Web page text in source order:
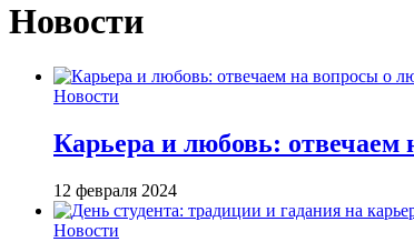
Новости
Новости
Карьера и любовь: отвечаем
12 февраля 2024
Новости